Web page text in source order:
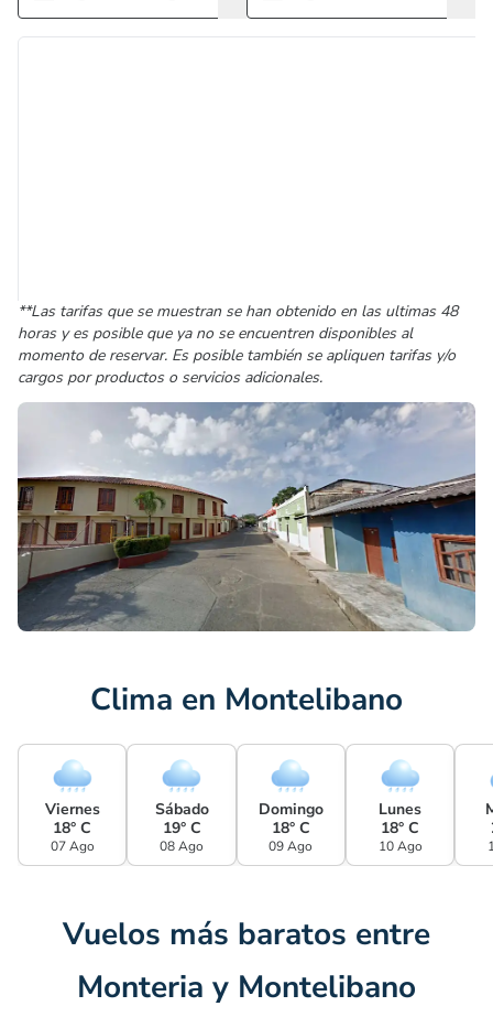
**Las tarifas que se muestran se han obtenido en las ultimas 48
horas y es posible que ya no se encuentren disponibles al
momento de reservar. Es posible también se apliquen tarifas y/o
cargos por productos o servicios adicionales.
Clima en Montelibano
Viernes
18° C
07 Ago
Sábado
19° C
08 Ago
Domingo
18° C
09 Ago
Lunes
18° C
10 Ago
Vuelos más baratos entre
Monteria y Montelibano